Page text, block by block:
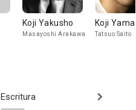
Koji Yakusho
Masayoshi Arakawa
Koji
Tatsuo Saito
Escritura